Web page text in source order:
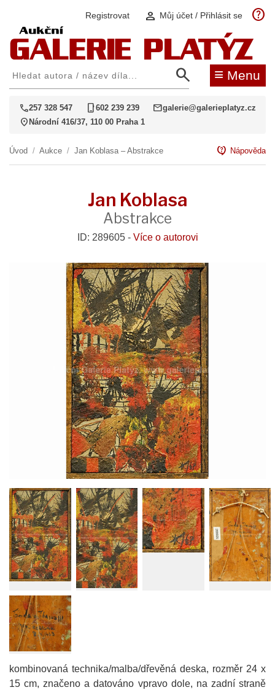
Registrovat person Můj účet / Přihlásit se help
search ≡ Menu
call257 328 547 phone_iphone602 239 239 mailgalerie@galerieplatyz.cz
location_on Národní 416/37, 110 00 Praha 1
Úvod / Aukce / Jan Koblasa – Abstrakce contact_support Nápověda
Jan Koblasa
Abstrakce
ID: 289605 - Více o autorovi
kombinovaná technika/malba/dřevěná deska, rozměr 24 x
15 cm, značeno a datováno vpravo dole, na zadní straně